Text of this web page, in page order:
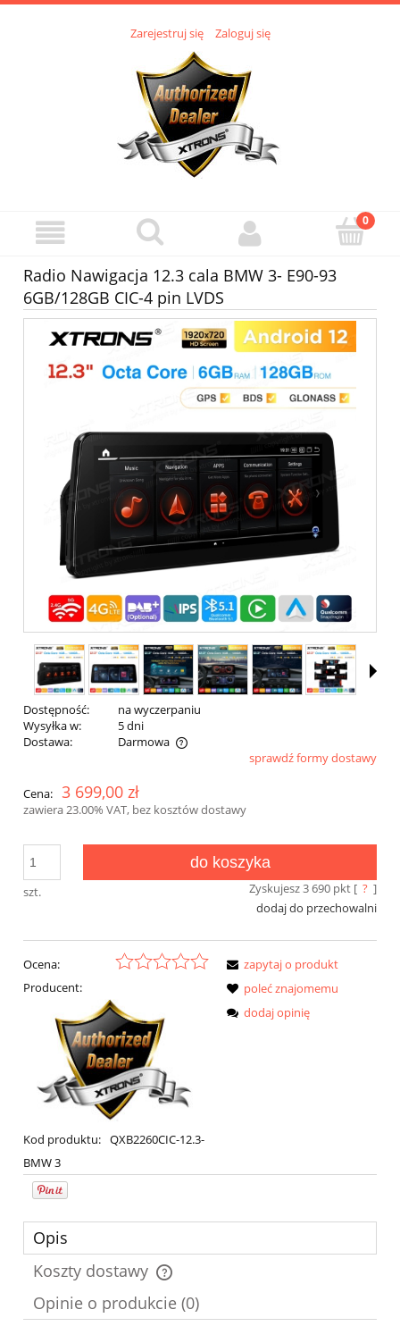
Zarejestruj się Zaloguj się
Radio Nawigacja 12.3 cala BMW 3- E90-93
6GB/128GB CIC-4 pin LVDS
Dostępność:
na wyczerpaniu
Wysyłka w:
5 dni
Dostawa:
Darmowa
Cena nie zawiera ewentualnych kosztów płatnościsprawdź formy dostawy
Cena: 3 699,00 zł
zawiera 23.00% VAT, bez kosztów dostawy
szt.
do koszyka
Zyskujesz3 690pkt [ ? ]
dodaj do przechowalni
Ocena:
Producent:
Kod produktu: QXB2260CIC-12.3-
BMW 3
zapytaj o produkt
poleć znajomemu
dodaj opinię
Opis
Koszty dostawy
Cena nie zawiera ewentualnych kosztów płatności
Opinie o produkcie (0)